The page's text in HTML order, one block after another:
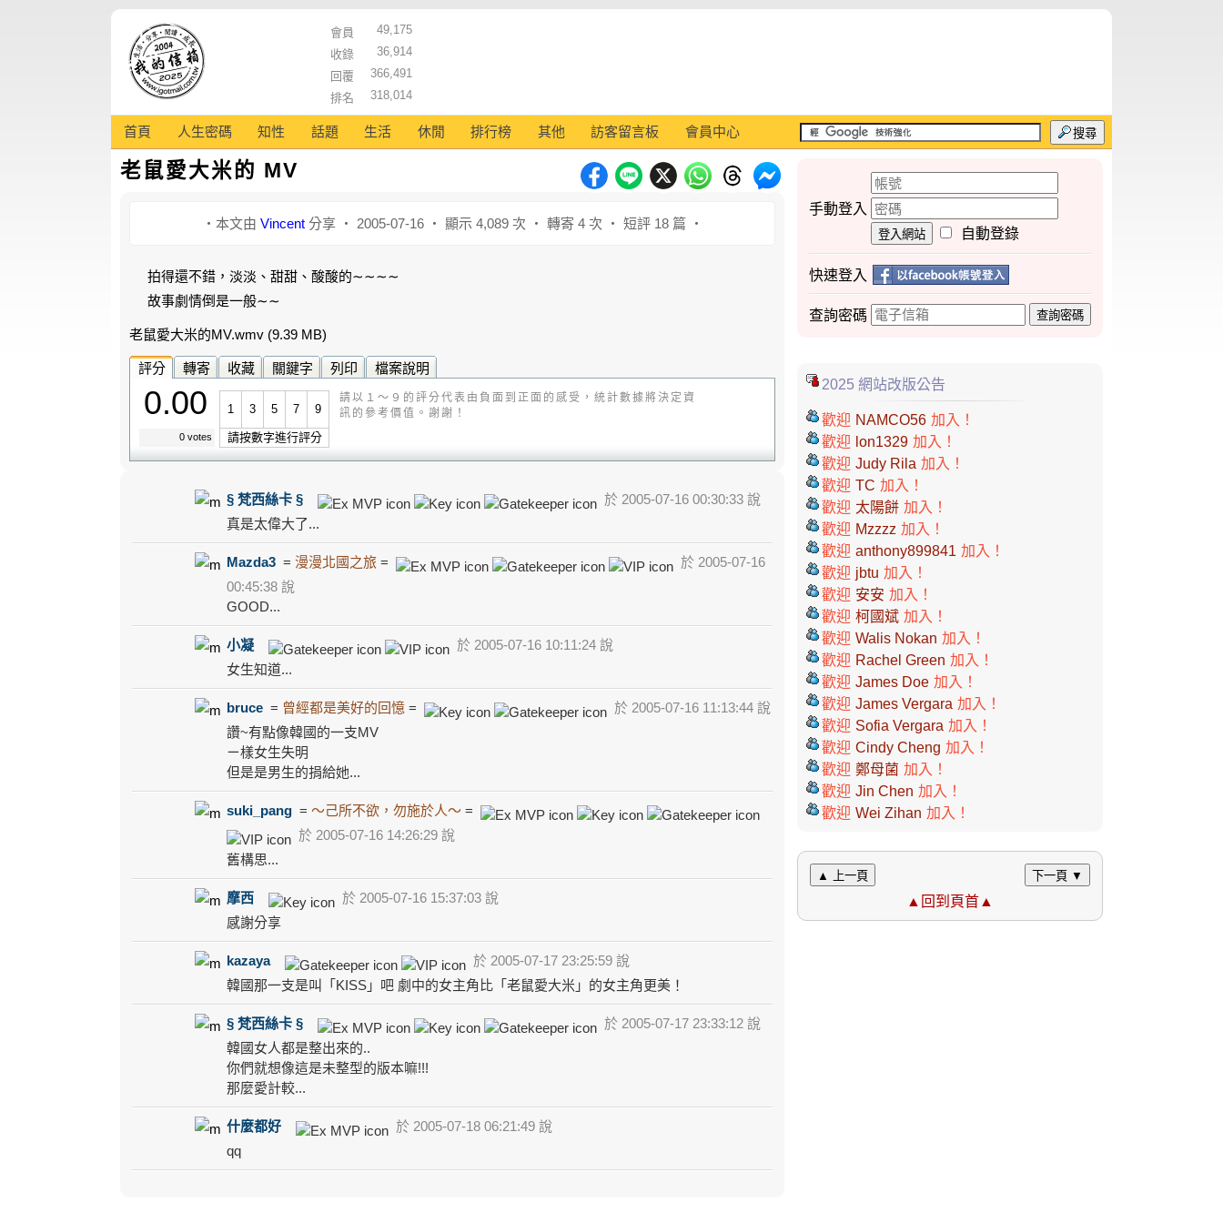
會員
49,175
收錄
36,914
回覆
366,491
排名
318,014
首頁 人生密碼 知性 話題 生活 休閒 排行榜 其他 訪客留言板 會員中心 搜尋
老鼠愛大米的 MV
‧本文由 Vincent分享 ‧ 2005-07-16 ‧ 顯示 4,089 次 ‧ 轉寄 4 次 ‧ 短評 18 篇 ‧
拍得還不錯，淡淡、甜甜、酸酸的∼∼∼∼
故事劇情倒是一般∼∼
老鼠愛大米的MV.wmv (9.39 MB)
評分 轉寄 收藏 關鍵字 列印 檔案說明
0.00
0 votes
1 3 5 7 9
請按數字進行評分
請以１～９的評分代表由負面到正面的感受，統計數據將決定資
訊的參考價值。謝謝！
§ 梵西絲卡 §
於 2005-07-16 00:30:33 說
真是太偉大了...
Mazda3 = 漫漫北國之旅=
於 2005-07-16
00:45:38 說
GOOD...
小凝
於 2005-07-16 10:11:24 說
女生知道...
bruce = 曾經都是美好的回憶=
於 2005-07-16 11:13:44 說
讚~有點像韓國的一支MV
ㄧ樣女生失明
但是是男生的捐給她...
suki_pang = ～己所不欲，勿施於人～=
於 2005-07-16 14:26:29 說
舊構思...
摩西
於 2005-07-16 15:37:03 說
感謝分享
kazaya
於 2005-07-17 23:25:59 說
韓國那一支是叫「KISS」吧 劇中的女主角比「老鼠愛大米」的女主角更美！
§ 梵西絲卡 §
於 2005-07-17 23:33:12 說
韓國女人都是整出來的..
你們就想像這是未整型的版本嘛!!!
那麼愛計較...
什麼都好
於 2005-07-18 06:21:49 說
qq
手動登入
登入網站 自動登錄
快速登入
查詢密碼 查詢密碼
2025 網站改版公告
歡迎 NAMCO56 加入！
歡迎 lon1329 加入！
歡迎 Judy Rila 加入！
歡迎 TC 加入！
歡迎 太陽餅 加入！
歡迎 Mzzzz 加入！
歡迎 anthony899841 加入！
歡迎 jbtu 加入！
歡迎 安安 加入！
歡迎 柯國斌 加入！
歡迎 Walis Nokan 加入！
歡迎 Rachel Green 加入！
歡迎 James Doe 加入！
歡迎 James Vergara 加入！
歡迎 Sofia Vergara 加入！
歡迎 Cindy Cheng 加入！
歡迎 鄭母菌 加入！
歡迎 Jin Chen 加入！
歡迎 Wei Zihan 加入！
▲ 上一頁 下一頁 ▼
▲回到頁首▲